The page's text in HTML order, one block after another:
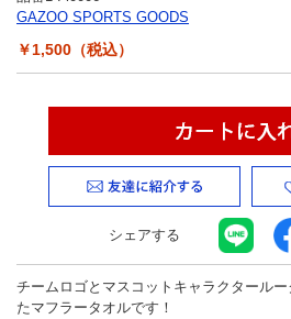
GAZOO Shopping
GAZOO SPORTS GOODS
￥1,500（税込）
シェアする
チームロゴとマスコットキャラクタール
たマフラータオルです！